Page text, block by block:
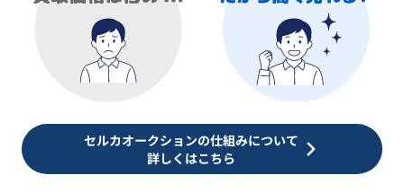
セルカオークションの仕組みについて
詳しくはこちら